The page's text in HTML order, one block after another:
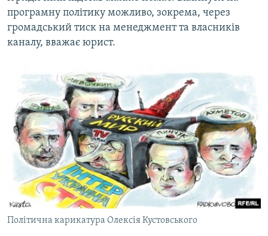
програмну політику можливо, зокрема, через
громадський тиск на менеджмент та власників
каналу, вважає юрист.
Політична карикатура Олексія Кустовського